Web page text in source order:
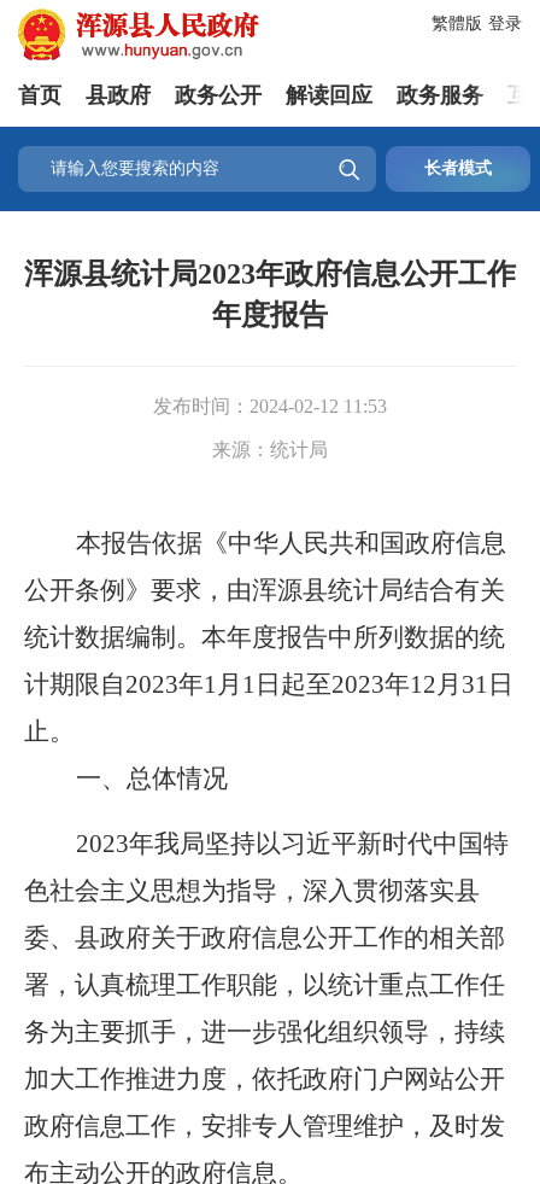
登录
繁體版
首页 县政府 政务公开 解读回应 政务服务 互
 长者模式
浑源县统计局2023年政府信息公开工作
年度报告
发布时间： 2024-02-12 11:53
来源： 统计局
本报告依据《中华人民共和国政府信息
公开条例》要求，由浑源县统计局结合有关
统计数据编制。本年度报告中所列数据的统
计期限自2023年1月1日起至2023年12月31日
止。
一、总体情况
2023年我局坚持以习近平新时代中国特
色社会主义思想为指导，深入贯彻落实县
委、县政府关于政府信息公开工作的相关部
署，认真梳理工作职能，以统计重点工作任
务为主要抓手，进一步强化组织领导，持续
加大工作推进力度，依托政府门户网站公开
政府信息工作，安排专人管理维护，及时发
布主动公开的政府信息。